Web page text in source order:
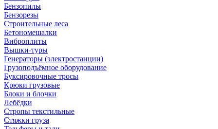
Бензопилы
Бензорезы
Строительные леса
Бетономешалки
Виброплиты
Вышки-туры
Генераторы (электростанции)
Грузоподъёмное оборудование
Буксировочные тросы
Крюки грузовые
Блоки и блочки
Лебёдки
Стропы текстильные
Стяжки груза